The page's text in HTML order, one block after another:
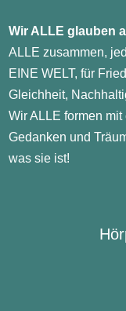
Wir ALLE glauben
ALLE zusammen,
EINE WELT, für
Gleichheit,
Wir ALLE formen
Gedanken und
was sie ist!